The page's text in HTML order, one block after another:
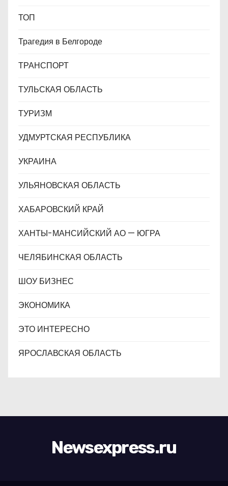
ТОП
Трагедия в Белгороде
ТРАНСПОРТ
ТУЛЬСКАЯ ОБЛАСТЬ
ТУРИЗМ
УДМУРТСКАЯ РЕСПУБЛИКА
УКРАИНА
УЛЬЯНОВСКАЯ ОБЛАСТЬ
ХАБАРОВСКИЙ КРАЙ
ХАНТЫ-МАНСИЙСКИЙ АО — ЮГРА
ЧЕЛЯБИНСКАЯ ОБЛАСТЬ
ШОУ БИЗНЕС
ЭКОНОМИКА
ЭТО ИНТЕРЕСНО
ЯРОСЛАВСКАЯ ОБЛАСТЬ
Newsexpress.ru